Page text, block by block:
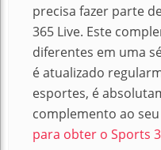
precisa fazer parte
365 Live. Este
diferentes em uma
é atualizado
esportes, é
complemento ao
para obter o Sports